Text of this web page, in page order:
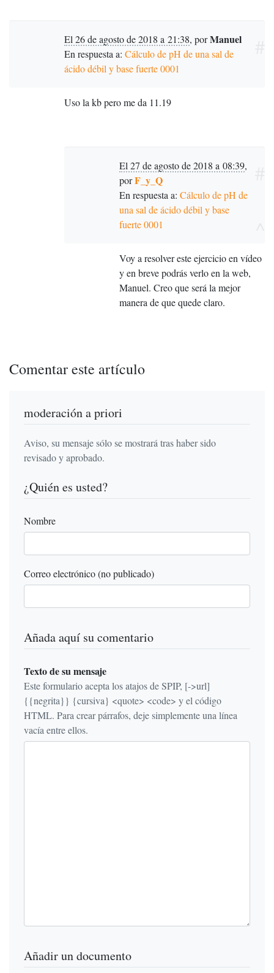
El 26 de agosto de 2018 a 21:38, porManuel
En respuesta a: Cálculo de pH de una sal de
ácido débil y base fuerte 0001
Uso la kb pero me da 11.19
El 27 de agosto de 2018 a 08:39,
porF_y_Q
En respuesta a: Cálculo de pH de
una sal de ácido débil y base
fuerte 0001
Voy a resolver este ejercicio en vídeo
y en breve podrás verlo en la web,
Manuel. Creo que será la mejor
manera de que quede claro.
Comentar este artículo
moderación a priori
Aviso, su mensaje sólo se mostrará tras haber sido
revisado y aprobado.
¿Quién es usted?
Nombre
Correo electrónico (no publicado)
Añada aquí su comentario
Texto de su mensaje
Este formulario acepta los atajos de SPIP, [->url]
{{negrita}} {cursiva} <quote> <code> y el código
HTML. Para crear párrafos, deje simplemente una línea
vacía entre ellos.
Añadir un documento